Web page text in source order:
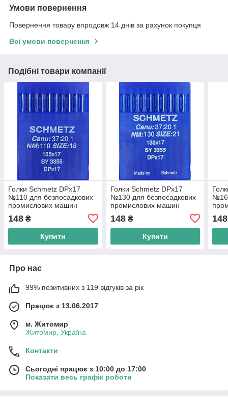
Умови повернення
Повернення товару впродовж 14 днів за рахунок покупця
Всі умови повернення
Подібні товари компанії
Голки Schmetz DPх17
№110 для безпосадкових
промислових машин
148 ₴
Купити
Голки Schmetz DPх17
№130 для безпосадкових
промислових машин
148₴
Купити
148
Про нас
99% позитивних з 119 відгуків за рік
Працює з 13.06.2017
м. Житомир
Житомир, Україна
Контакти
Сьогодні працює з 10:00 до 17:00
Показати весь графік роботи